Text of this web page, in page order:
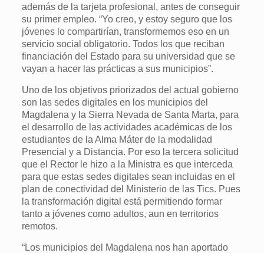
además de la tarjeta profesional, antes de conseguir
su primer empleo. “Yo creo, y estoy seguro que los
jóvenes lo compartirían, transformemos eso en un
servicio social obligatorio. Todos los que reciban
financiación del Estado para su universidad que se
vayan a hacer las prácticas a sus municipios”.
Uno de los objetivos priorizados del actual gobierno
son las sedes digitales en los municipios del
Magdalena y la Sierra Nevada de Santa Marta, para
el desarrollo de las actividades académicas de los
estudiantes de la Alma Máter de la modalidad
Presencial y a Distancia. Por eso la tercera solicitud
que el Rector le hizo a la Ministra es que interceda
para que estas sedes digitales sean incluidas en el
plan de conectividad del Ministerio de las Tics. Pues
la transformación digital está permitiendo formar
tanto a jóvenes como adultos, aun en territorios
remotos.
“Los municipios del Magdalena nos han aportado